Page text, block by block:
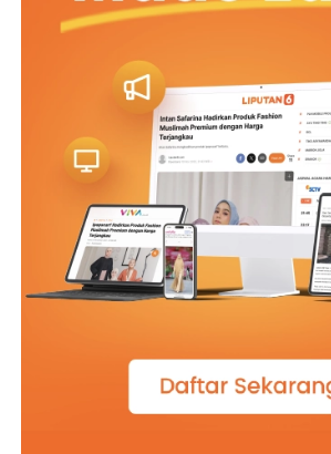
Juli 2026 melalui pendekatan
transformatif. Sejak hari pertama,
bahwa menjadi bagian dari De Britto
hidup bersama, dan bertumbuh
bertanggung jawab.
Menjelang berakhirnya kegiatan,
Pitoyo, SJ, mengajak para orang tua
dalam perjalanan pendidikan putra-
berproses di De Britto. Menurutnya,
berjalan sendiri, karena pendidikan
perkembangan setiap anak.
Penyerahan siswa baru dan Pra MPLS